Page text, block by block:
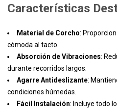
Características
Material de Corcho:
cómoda al tacto.
Absorción de Vibraciones:
durante recorridos largos.
Agarre Antideslizante:
condiciones húmedas.
Fácil Instalación: Incluye todo